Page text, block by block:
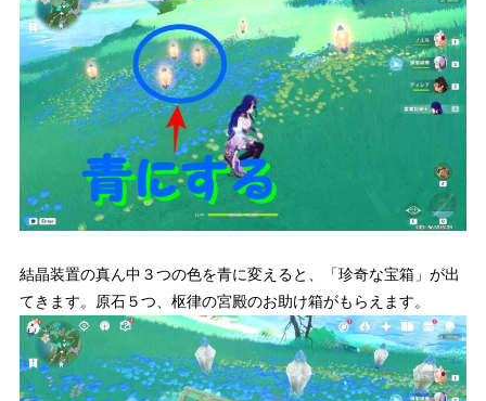
結晶装置の真ん中３つの色を青に変えると、「珍奇な宝箱」が出
てきます。原石５つ、枢律の宮殿のお助け箱がもらえます。